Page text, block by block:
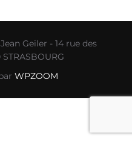
Geiler - 14 rue des
WPZOOM